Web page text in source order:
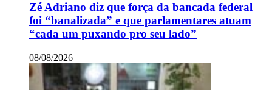
Zé Adriano diz que força da bancada federal
foi “banalizada” e que parlamentares atuam
“cada um puxando pro seu lado”
08/08/2026